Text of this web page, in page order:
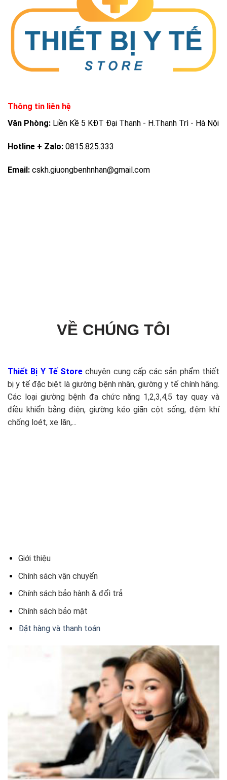
Thông tin liên hệ
Văn Phòng: Liền Kề 5 KĐT Đại Thanh - H.Thanh Trì - Hà Nội
Hotline + Zalo: 0815.825.333
Email: cskh.giuongbenhnhan@gmail.com
VỀ CHÚNG TÔI
Thiết Bị Y Tế Store chuyên cung cấp các sản phẩm thiết
bị y tế đặc biệt là giường bệnh nhân, giường y tế chính hãng.
Các loại giường bệnh đa chức năng 1,2,3,4,5 tay quay và
điều khiển bằng điện, giường kéo giãn cột sống, đệm khí
chống loét, xe lăn,...
Giới thiệu
Chính sách vận chuyển
Chính sách bảo hành & đổi trả
Chính sách bảo mật
Đặt hàng và thanh toán